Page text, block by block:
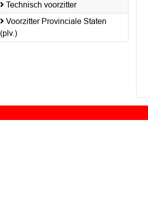
Technisch voorzitter
Voorzitter Provinciale Staten
(plv.)